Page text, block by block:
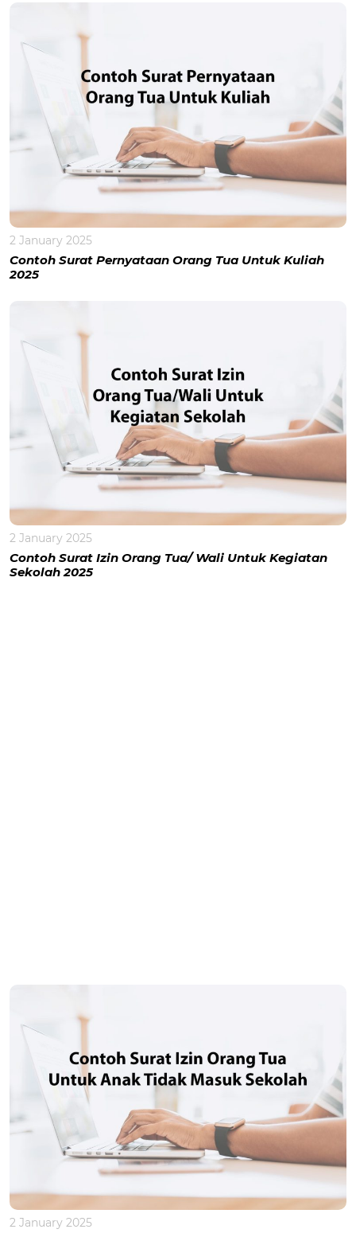
2 January 2025
Contoh Surat Pernyataan Orang Tua Untuk Kuliah
2025
2 January 2025
Contoh Surat Izin Orang Tua/ Wali Untuk Kegiatan
Sekolah 2025
2 January 2025